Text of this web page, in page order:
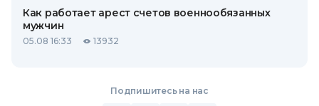
Как работает арест счетов военнообязанных
мужчин
05.08 16:33 13932
Подпишитесь на нас